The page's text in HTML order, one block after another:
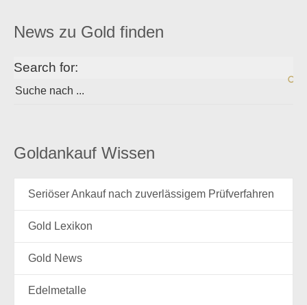
News zu Gold finden
Search for:
Goldankauf Wissen
Seriöser Ankauf nach zuverlässigem Prüfverfahren
Gold Lexikon
Gold News
Edelmetalle